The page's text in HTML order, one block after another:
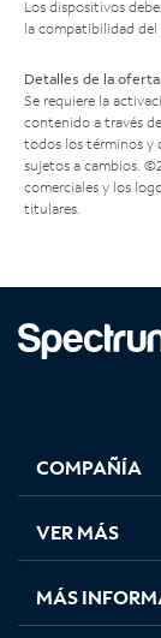
Los dispositivos
la compatibilidad
Detalles de la
Se requiere la
contenido a través
todos los términos y
sujetos a cambios.
comerciales y los
titulares.
abre
en
pestaña
nueva
abre
en
pestaña
nueva
abre
en
pestaña
nueva
COMPAÑÍA
VER MÁS
MÁS